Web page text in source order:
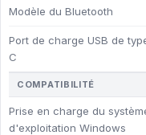
Modèle du Bluetooth
Port de charge USB de
C
COMPATIBILITÉ
Prise en charge du
d'exploitation Windows